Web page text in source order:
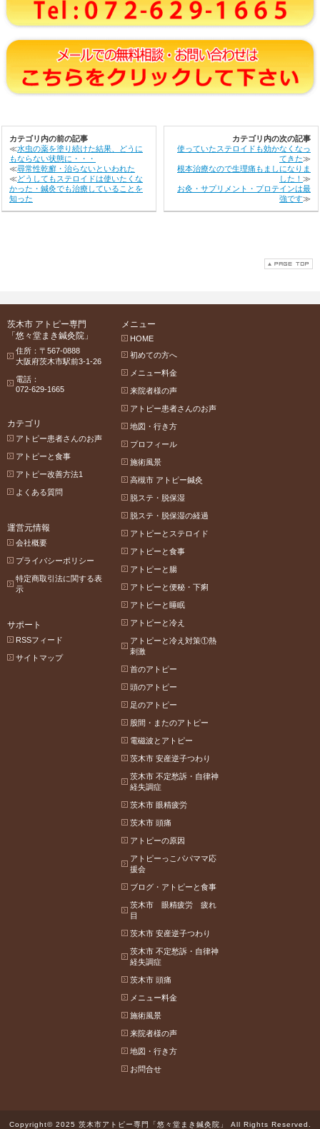
カテゴリ内の前の記事
≪水虫の薬を塗り続けた結果、どうに
もならない状態に・・・
≪尋常性乾癬・治らないといわれた
≪どうしてもステロイドは使いたくな
かった・鍼灸でも治療していることを
知った
カテゴリ内の次の記事
使っていたステロイドも効かなくなっ
てきた≫
根本治療なので生理痛もましになりま
した！ ≫
お灸・サプリメント・プロテインは最
強です≫
茨木市 アトピー専門
「悠々堂まき鍼灸院」
住所：〒567-0888
大阪府茨木市駅前3-1-26
電話：
072-629-1665
メニュー
HOME
初めての方へ
メニュー料金
来院者様の声
アトピー患者さんのお声
地図・行き方
プロフィール
施術風景
高槻市 アトピー鍼灸
脱ステ・脱保湿
脱ステ・脱保湿の経過
アトピーとステロイド
アトピーと食事
アトピーと腸
アトピーと便秘・下痢
アトピーと睡眠
アトピーと冷え
アトピーと冷え対策①熱
刺激
首のアトピー
頭のアトピー
足のアトピー
股間・またのアトピー
電磁波とアトピー
茨木市 安産逆子つわり
茨木市 不定愁訴・自律神
経失調症
茨木市 眼精疲労
茨木市 頭痛
アトピーの原因
アトピーっこパパママ応
援会
ブログ・アトピーと食事
茨木市 眼精疲労 疲れ
目
茨木市 安産逆子つわり
茨木市 不定愁訴・自律神
経失調症
茨木市 頭痛
メニュー料金
施術風景
来院者様の声
地図・行き方
お問合せ
カテゴリ
アトピー患者さんのお声
アトピーと食事
アトピー改善方法1
よくある質問
運営元情報
会社概要
プライバシーポリシー
特定商取引法に関する表
示
サポート
RSSフィード
サイトマップ
Copyright© 2025 茨木市アトピー専門「悠々堂まき鍼灸院」 All Rights Reserved.